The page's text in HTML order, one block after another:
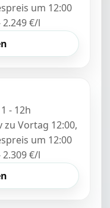
um 12:00
2.249 €/l
- 12h
zu Vortag 12:00,
um 12:00
2.309 €/l